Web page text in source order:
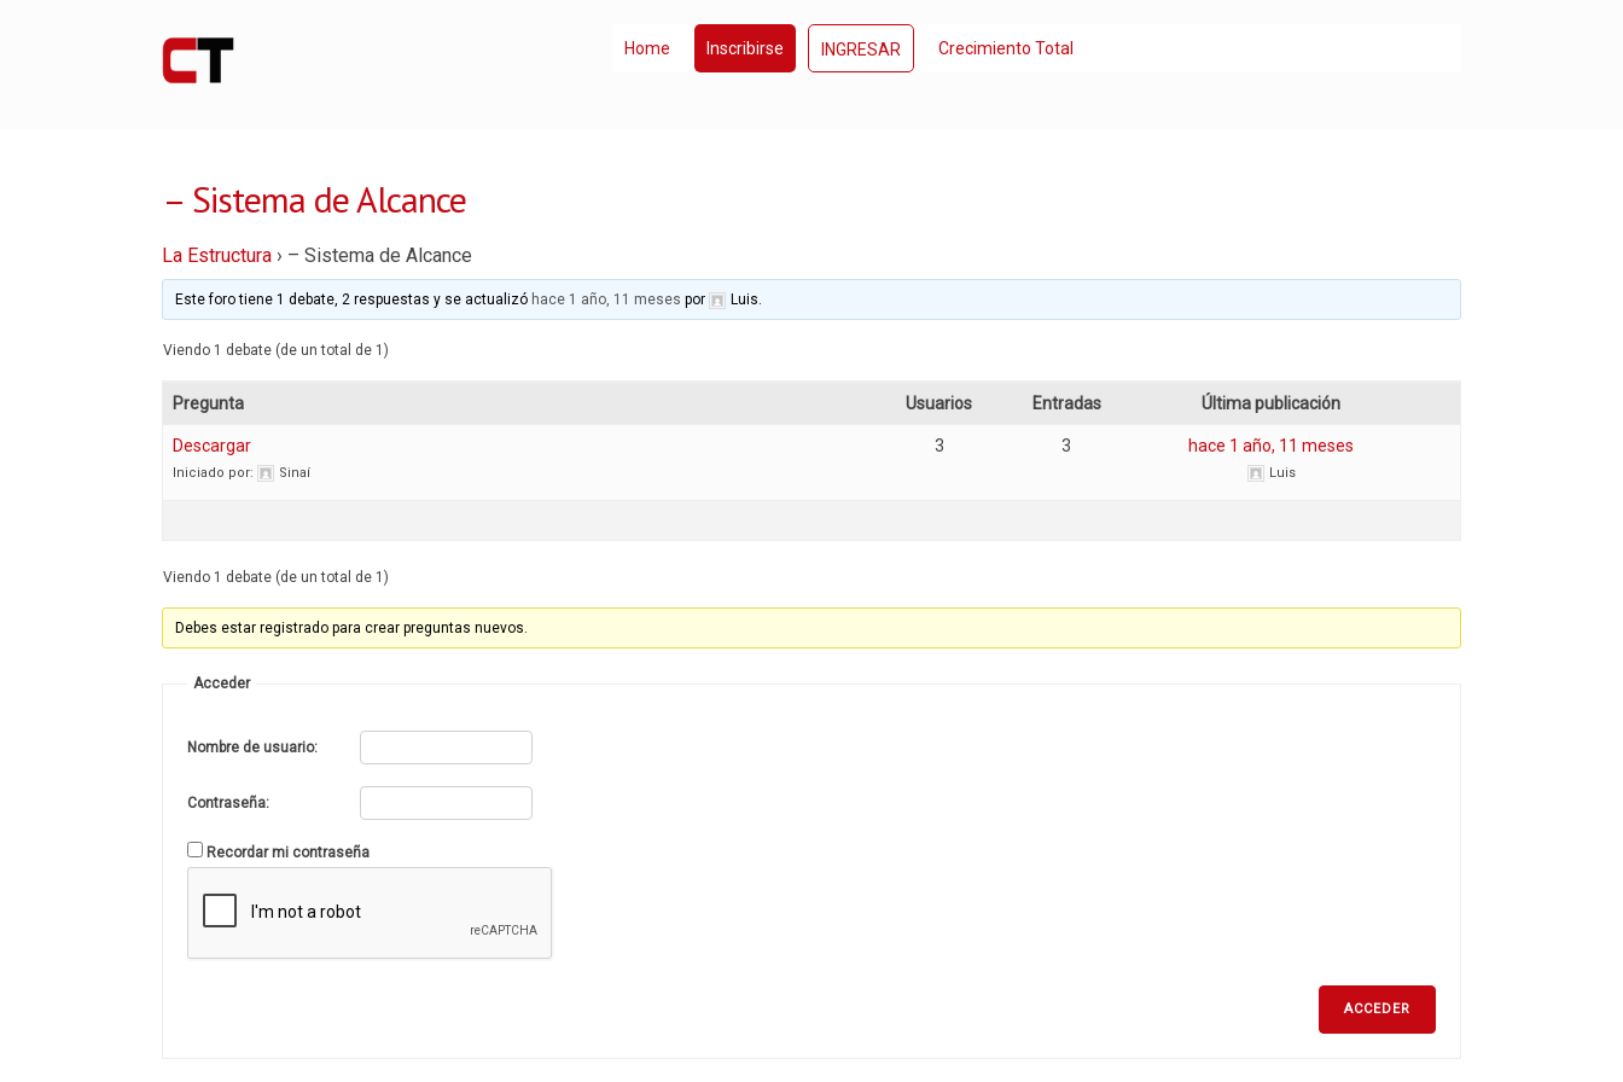
Home Inscribirse INGRESAR Crecimiento Total
– Sistema de Alcance
La Estructura › – Sistema de Alcance
Este foro tiene 1 debate, 2 respuestas y se actualizó hace 1 año, 11 meses por Luis.
Viendo 1 debate (de un total de 1)
Pregunta Usuarios Entradas Última publicación
Descargar
Iniciado por: Sinaí
3 3 hace 1 año, 11 meses
Luis
Viendo 1 debate (de un total de 1)
Debes estar registrado para crear preguntas nuevos.
Acceder
Nombre de usuario:
Contraseña:
Recordar mi contraseña
ACCEDER